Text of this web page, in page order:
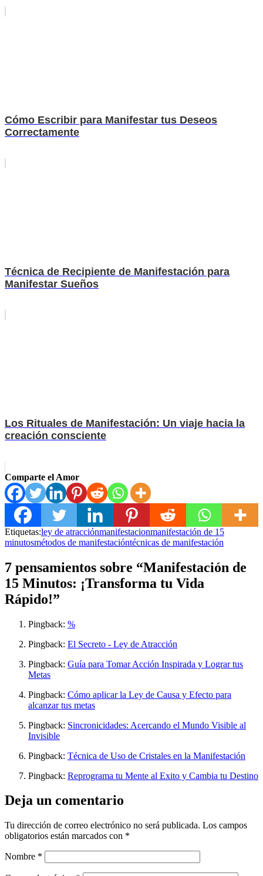
Cómo Escribir para Manifestar tus Deseos
Correctamente
Técnica de Recipiente de Manifestación para
Manifestar Sueños
Los Rituales de Manifestación: Un viaje hacia la
creación consciente
Comparte el Amor
Etiquetas:ley de atracciónmanifestacionmanifestación de 15
minutosmétodos de manifestacióntécnicas de manifestación
7 pensamientos sobre “Manifestación de
15 Minutos: ¡Transforma tu Vida
Rápido!”
Pingback: %
Pingback: El Secreto - Ley de Atracción
Pingback: Guía para Tomar Acción Inspirada y Lograr tus
Metas
Pingback: Cómo aplicar la Ley de Causa y Efecto para
alcanzar tus metas
Pingback: Sincronicidades: Acercando el Mundo Visible al
Invisible
Pingback: Técnica de Uso de Cristales en la Manifestación
Pingback: Reprograma tu Mente al Exito y Cambia tu Destino
Deja un comentario
Tu dirección de correo electrónico no será publicada. Los campos
obligatorios están marcados con *
Nombre *